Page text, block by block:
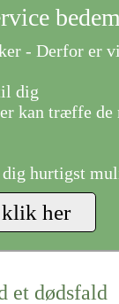
- Derfor er
dig
kan træffe de
hurtigst
et dødsfald